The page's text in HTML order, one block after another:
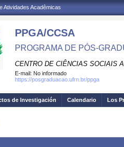
Atividades Acadêmicas
PPGA/CCSA
PROGRAMA DE PÓS-
CENTRO DE CIÊNCIAS SOCIAIS
E-mail: No informado
https://posgraduacao.ufrn.br/ppga
de Investigación Calendario Los